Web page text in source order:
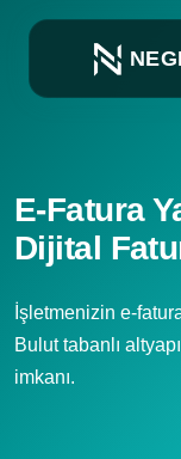
E-Fatura
Dijital
İşletmenizin e-
Bulut tabanlı
imkanı.